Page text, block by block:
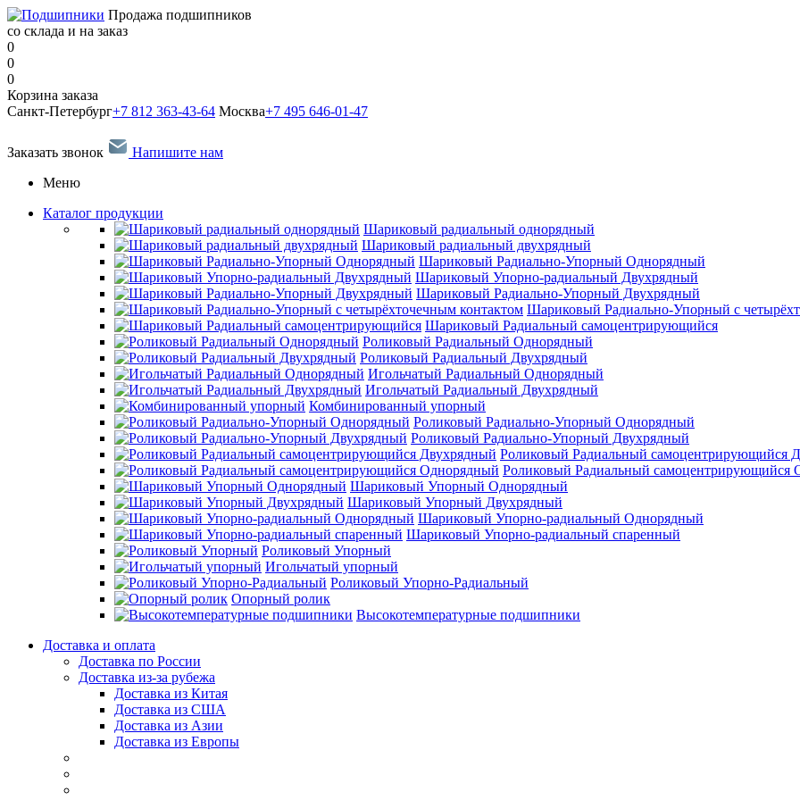
Продажа подшипников
со склада и на заказ
0
0
0
Корзина заказа
Санкт-Петербург+7 812 363-43-64 Москва+7 495 646-01-47
Заказать звонок
Напишите нам
Меню
Каталог продукции
Шариковый радиальный однорядный
Шариковый радиальный двухрядный
Шариковый Радиально-Упорный Однорядный
Шариковый Упорно-радиальный Двухрядный
Шариковый Радиально-Упорный Двухрядный
Шариковый Радиально-Упорный с
Шариковый Радиальный самоцентрирующийся
Роликовый Радиальный Однорядный
Роликовый Радиальный Двухрядный
Игольчатый Радиальный Однорядный
Игольчатый Радиальный Двухрядный
Комбинированный упорный
Роликовый Радиально-Упорный Однорядный
Роликовый Радиально-Упорный Двухрядный
Роликовый Радиальный самоцентрирующийся
Роликовый Радиальный самоцентрирующийся
Шариковый Упорный Однорядный
Шариковый Упорный Двухрядный
Шариковый Упорно-радиальный Однорядный
Шариковый Упорно-радиальный спаренный
Роликовый Упорный
Игольчатый упорный
Роликовый Упорно-Радиальный
Опорный ролик
Высокотемпературные подшипники
Доставка и оплата
Доставка по России
Доставка из-за рубежа
Доставка из Китая
Доставка из США
Доставка из Азии
Доставка из Европы